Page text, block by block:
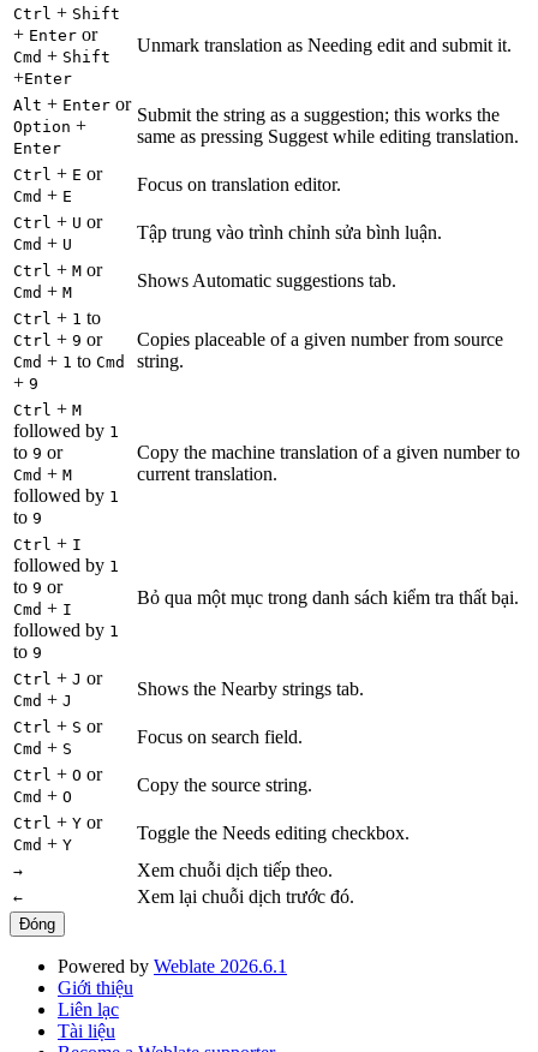
Ctrl + Shift
+ Enter or
Cmd + Shift
+Enter
Unmark translation as Needing edit and submit it.
Alt + Enter or
Option +
Enter
Submit the string as a suggestion; this works the
same as pressing Suggest while editing translation.
Ctrl + E or
Cmd + E
Focus on translation editor.
Ctrl + U or
Cmd + U
Tập trung vào trình chỉnh sửa bình luận.
Ctrl + M or
Cmd + M
Shows Automatic suggestions tab.
Ctrl + 1 to
Ctrl + 9 or
Cmd + 1 to Cmd
+ 9
Copies placeable of a given number from source
string.
Ctrl + M
followed by 1
to 9 or
Cmd + M
followed by 1
to 9
Copy the machine translation of a given number to
current translation.
Ctrl + I
followed by 1
to 9 or
Cmd + I
followed by 1
to 9
Bỏ qua một mục trong danh sách kiểm tra thất bại.
Ctrl + J or
Cmd + J
Shows the Nearby strings tab.
Ctrl + S or
Cmd + S
Focus on search field.
Ctrl + O or
Cmd + O
Copy the source string.
Ctrl + Y or
Cmd + Y
Toggle the Needs editing checkbox.
→ Xem chuỗi dịch tiếp theo.
← Xem lại chuỗi dịch trước đó.
Đóng
Powered by Weblate 2026.6.1
Giới thiệu
Liên lạc
Tài liệu